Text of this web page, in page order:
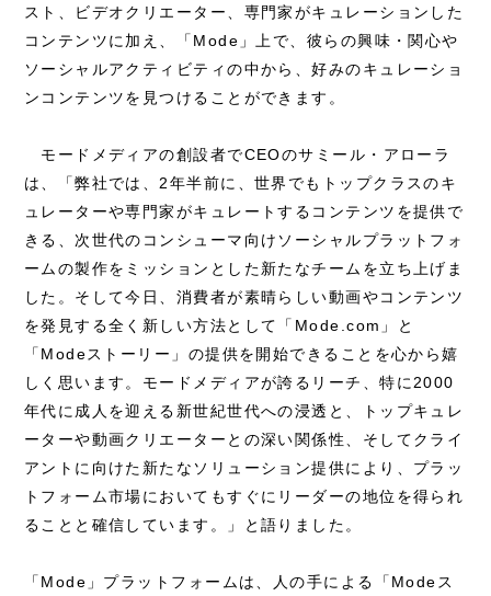
スト、ビデオクリエーター、専門家がキュレーションした
コンテンツに加え、「Mode」上で、彼らの興味・関心や
ソーシャルアクティビティの中から、好みのキュレーショ
ンコンテンツを見つけることができます。
モードメディアの創設者でCEOのサミール・アローラ
は、「弊社では、2年半前に、世界でもトップクラスのキ
ュレーターや専門家がキュレートするコンテンツを提供で
きる、次世代のコンシューマ向けソーシャルプラットフォ
ームの製作をミッションとした新たなチームを立ち上げま
した。そして今日、消費者が素晴らしい動画やコンテンツ
を発見する全く新しい方法として「Mode.com」と
「Modeストーリー」の提供を開始できることを心から嬉
しく思います。モードメディアが誇るリーチ、特に2000
年代に成人を迎える新世紀世代への浸透と、トップキュレ
ーターや動画クリエーターとの深い関係性、そしてクライ
アントに向けた新たなソリューション提供により、プラッ
トフォーム市場においてもすぐにリーダーの地位を得られ
ることと確信しています。」と語りました。
「Mode」プラットフォームは、人の手による「Modeス